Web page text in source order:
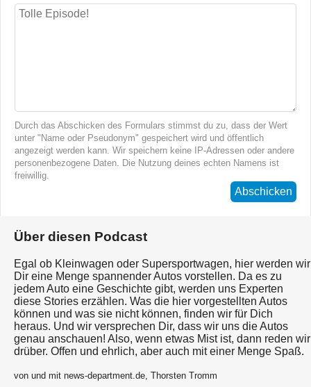
Durch das Abschicken des Formulars stimmst du zu, dass der Wert
unter "Name oder Pseudonym" gespeichert wird und öffentlich
angezeigt werden kann. Wir speichern keine IP-Adressen oder andere
personenbezogene Daten. Die Nutzung deines echten Namens ist
freiwillig.
Abschicken
Über diesen Podcast
Egal ob Kleinwagen oder Supersportwagen, hier werden wir
Dir eine Menge spannender Autos vorstellen. Da es zu
jedem Auto eine Geschichte gibt, werden uns Experten
diese Stories erzählen. Was die hier vorgestellten Autos
können und was sie nicht können, finden wir für Dich
heraus. Und wir versprechen Dir, dass wir uns die Autos
genau anschauen! Also, wenn etwas Mist ist, dann reden wir
drüber. Offen und ehrlich, aber auch mit einer Menge Spaß.
von und mit news-department.de, Thorsten Tromm